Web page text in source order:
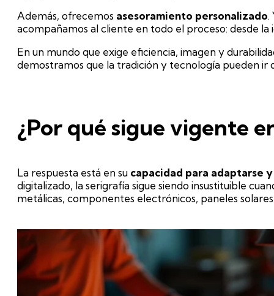
Además, ofrecemos asesoramiento personalizado.
acompañamos al cliente en todo el proceso: desde la
En un mundo que exige eficiencia, imagen y
demostramos que la tradición y tecnología pueden ir
¿Por qué sigue vigente
La respuesta está en su capacidad para adaptarse
digitalizado, la serigrafía sigue siendo insustituible
metálicas, componentes electrónicos, paneles